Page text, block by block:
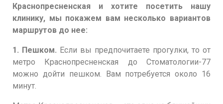
Краснопресненская и хотите посетить нашу
клинику, мы покажем вам несколько вариантов
маршрутов до нее:
1. Пешком. Если вы предпочитаете прогулки, то от
метро Краснопресненская до Стоматологии-77
можно дойти пешком. Вам потребуется около 16
минут.